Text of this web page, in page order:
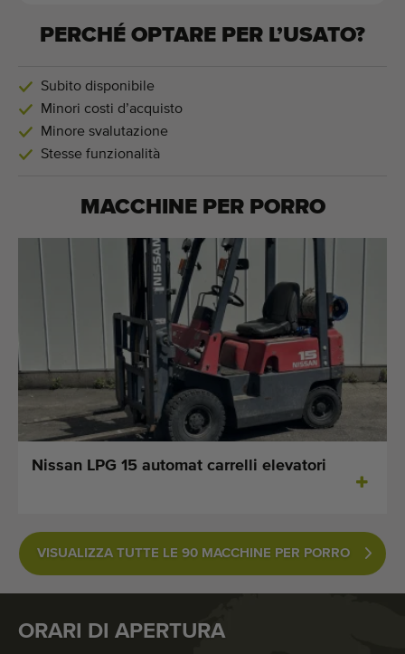
PERCHÉ OPTARE PER L’USATO?
Subito disponibile
Minori costi d’acquisto
Minore svalutazione
Stesse funzionalità
MACCHINE PER PORRO
Nissan LPG 15 automat carrelli elevatori
VISUALIZZA TUTTE LE 90 MACCHINE PER PORRO
ORARI DI APERTURA